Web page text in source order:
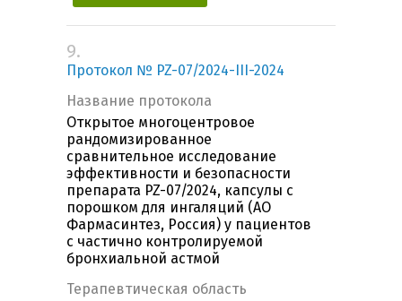
9.
Протокол № PZ-07/2024-III-2024
Название протокола
Открытое многоцентровое
рандомизированное
сравнительное исследование
эффективности и безопасности
препарата PZ-07/2024, капсулы с
порошком для ингаляций (АО
Фармасинтез, Россия) у пациентов
с частично контролируемой
бронхиальной астмой
Терапевтическая область